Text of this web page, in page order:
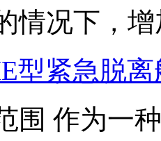
情况下，
型紧急脱
围 作为一